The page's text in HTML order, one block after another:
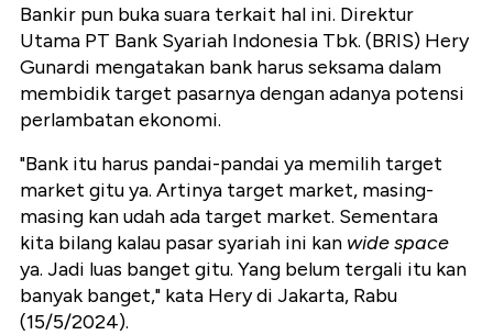
Bankir pun buka suara terkait hal ini. Direktur
Utama PT Bank Syariah Indonesia Tbk. (BRIS) Hery
Gunardi mengatakan bank harus seksama dalam
membidik target pasarnya dengan adanya potensi
perlambatan ekonomi.
"Bank itu harus pandai-pandai ya memilih target
market gitu ya. Artinya target market, masing-
masing kan udah ada target market. Sementara
kita bilang kalau pasar syariah ini kan wide space
ya. Jadi luas banget gitu. Yang belum tergali itu kan
banyak banget," kata Hery di Jakarta, Rabu
(15/5/2024).